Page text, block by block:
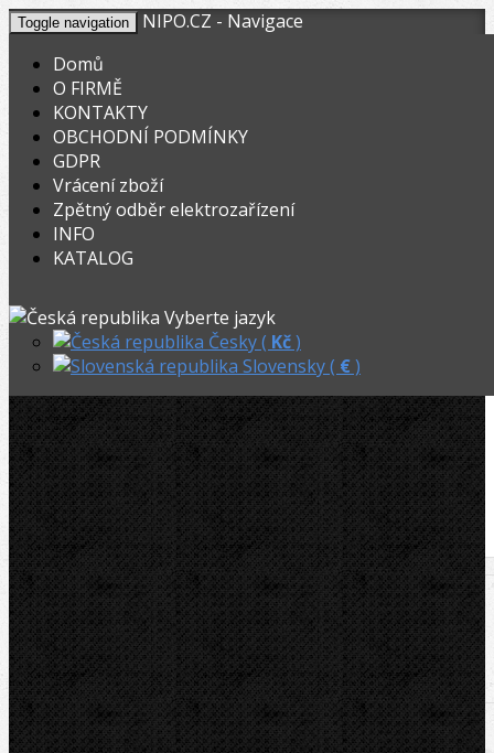
Toggle navigation
NIPO.CZ - Navigace
Domů
O FIRMĚ
KONTAKTY
OBCHODNÍ PODMÍNKY
GDPR
Vrácení zboží
Zpětný odběr elektrozařízení
INFO
KATALOG
Vyberte jazyk
Česky ( Kč)
Slovensky ( €)
V nákupním košíku máte0ks zboží.
Celkem:
Registrovat
OHYBACKY.NET » Elektrické
CBC ohýbací segment C, 28mm / R84
CBC ohýbací segment C, 28mm / R84
U nás zaplatíte